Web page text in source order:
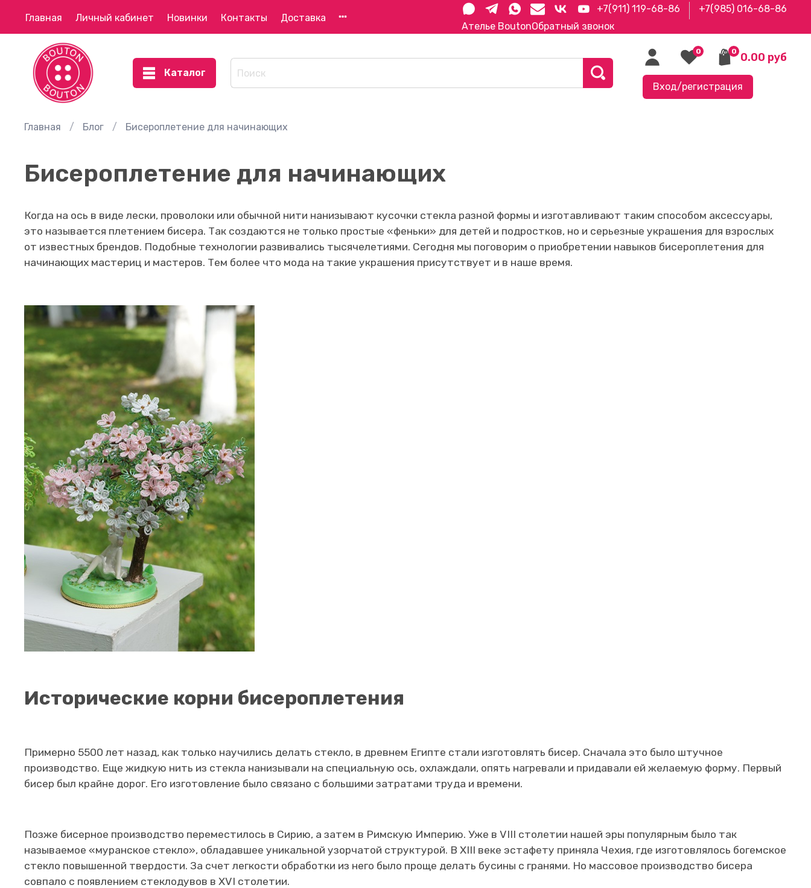
Ателье BoutonОбратный звонок
Главная Личный кабинет Новинки Контакты Доставка
+7(911) 119-68-86 +7(985) 016-68-86
Каталог
0 0 0.00 руб
Вход/регистрация
Главная Блог Бисероплетение для начинающих
Бисероплетение для начинающих
Когда на ось в виде лески, проволоки или обычной нити нанизывают кусочки стекла разной формы и изготавливают таким способом аксессуары,
это называется плетением бисера. Так создаются не только простые «феньки» для детей и подростков, но и серьезные украшения для взрослых
от известных брендов. Подобные технологии развивались тысячелетиями. Сегодня мы поговорим о приобретении навыков бисероплетения для
начинающих мастериц и мастеров. Тем более что мода на такие украшения присутствует и в наше время.
Исторические корни бисероплетения
Примерно 5500 лет назад, как только научились делать стекло, в древнем Египте стали изготовлять бисер. Сначала это было штучное
производство. Еще жидкую нить из стекла нанизывали на специальную ось, охлаждали, опять нагревали и придавали ей желаемую форму. Первый
бисер был крайне дорог. Его изготовление было связано с большими затратами труда и времени.
Позже бисерное производство переместилось в Сирию, а затем в Римскую Империю. Уже в VIII столетии нашей эры популярным было так
называемое «муранское стекло», обладавшее уникальной узорчатой структурой. В XIII веке эстафету приняла Чехия, где изготовлялось богемское
стекло повышенной твердости. За счет легкости обработки из него было проще делать бусины с гранями. Но массовое производство бисера
совпало с появлением стеклодувов в XVI столетии.